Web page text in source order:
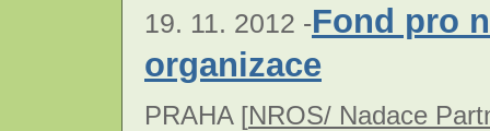
19. 11. 2012 -Fond pro
organizace
PRAHA [NROS/ Nadace